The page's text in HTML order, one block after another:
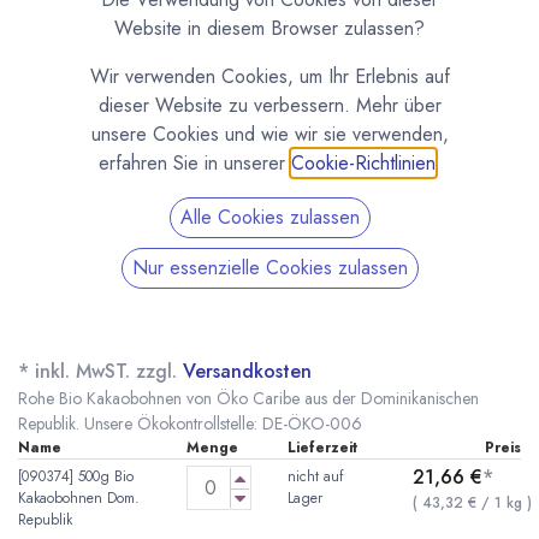
Bio Kakaobohnen "Öko Caribe" Dominikanische
* inkl. MwST. zzgl. Versandkosten
Rohe Bio Kakaobohnen von Öko Caribe aus der Dominikanischen
Republik. Unsere Ökokontrollstelle: DE-ÖKO-006
Name Menge Lieferzeit
Preis
[090374] 500g Bio
Kakaobohnen Dom.
Republik
nicht auf
Lager
21,66 €*
( 43,32 € /1 kg )
Website in diesem Browser zulassen?
Wir verwenden Cookies, um Ihr Erlebnis auf
dieser Website zu verbessern. Mehr über
unsere Cookies und wie wir sie verwenden,
erfahren Sie in unserer Cookie-Richtlinien
Alle Cookies zulassen
Nur essenzielle Cookies zulassen